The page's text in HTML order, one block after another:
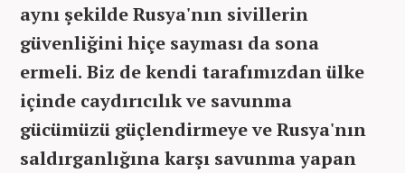
aynı şekilde Rusya'nın sivillerin
güvenliğini hiçe sayması da sona
ermeli. Biz de kendi tarafımızdan ülke
içinde caydırıcılık ve savunma
gücümüzü güçlendirmeye ve Rusya'nın
saldırganlığına karşı savunma yapan